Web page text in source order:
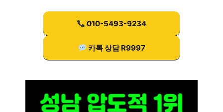
010-5493-9234
카톡 상담 R9997